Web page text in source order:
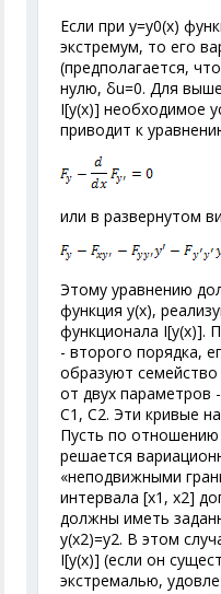
Если при у=у0(х)
экстремум, то его
(предполагается,
нулю, δu=0. Для
I[у(х)] необходимое
приводит к
или в развернутом
Этому уравнению
функция у(х),
функционала I[y(x)].
- второго порядка,
образуют семейство
от двух параметров
С1 , С2. Эти кривые
Пусть по отношению
решается
«неподвижными
интервала [x1 , х2]
должны иметь
у(х2)=у2. В этом
I[у(х)] (если он
экстремалью,